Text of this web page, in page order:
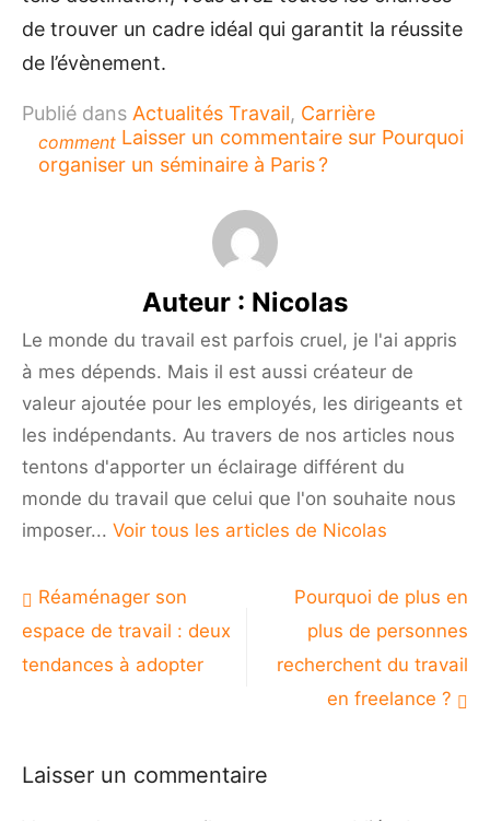
de trouver un cadre idéal qui garantit la réussite
de l’évènement.
Publié dans Actualités Travail, Carrière
comment Laisser un commentaire sur Pourquoi
organiser un séminaire à Paris ?
Auteur : Nicolas
Le monde du travail est parfois cruel, je l'ai appris
à mes dépends. Mais il est aussi créateur de
valeur ajoutée pour les employés, les dirigeants et
les indépendants. Au travers de nos articles nous
tentons d'apporter un éclairage différent du
monde du travail que celui que l'on souhaite nous
imposer... Voir tous les articles de Nicolas
Navigation
de
l’article
Réaménager son
espace de travail : deux
tendances à adopter
Pourquoi de plus en
plus de personnes
recherchent du travail
en freelance ?
Laisser un commentaire